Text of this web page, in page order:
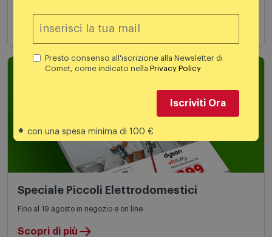
Scopri di più
Speciale Piccoli Elettrodomestici
Fino al 19 agosto in negozio e on line
Scopri di più
Presto consenso all'iscrizione alla Newsletter di
Comet, come indicato nellaPrivacy Policy
Iscriviti Ora
* con una spesa minima di 100 €